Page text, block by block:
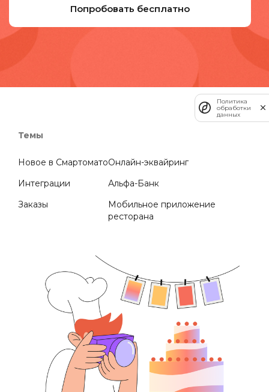
Попробовать бесплатно
Темы
Новое в СмартоматоОнлайн-эквайринг
Интеграции
Альфа-Банк
Заказы
Мобильное приложение
ресторана
Политика
обработки
данных